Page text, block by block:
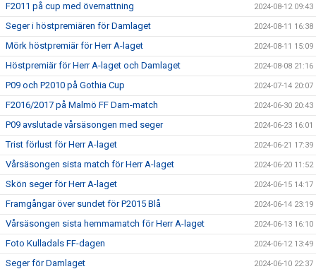
F2011 på cup med övernattning 2024-08-12 09:43
Seger i höstpremiären för Damlaget 2024-08-11 16:38
Mörk höstpremiär för Herr A-laget 2024-08-11 15:09
Höstpremiär för Herr A-laget och Damlaget 2024-08-08 21:16
P09 och P2010 på Gothia Cup 2024-07-14 20:07
F2016/2017 på Malmö FF Dam-match 2024-06-30 20:43
P09 avslutade vårsäsongen med seger 2024-06-23 16:01
Trist förlust för Herr A-laget 2024-06-21 17:39
Vårsäsongen sista match för Herr A-laget 2024-06-20 11:52
Skön seger för Herr A-laget 2024-06-15 14:17
Framgångar över sundet för P2015 Blå 2024-06-14 23:19
Vårsäsongen sista hemmamatch för Herr A-laget 2024-06-13 16:10
Foto Kulladals FF-dagen 2024-06-12 13:49
Seger för Damlaget 2024-06-10 22:37